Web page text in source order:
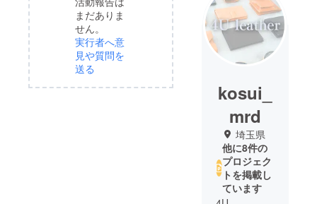
まだありま
せん。
実行者へ意
見や質問を
送る
kosui_
mrd
埼玉県
他に8件の
プロジェク
トを掲載し
ています